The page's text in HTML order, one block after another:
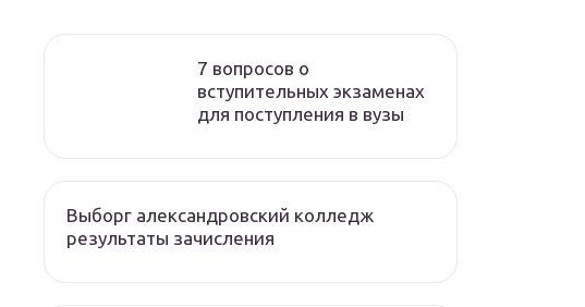
7 вопросов о
вступительных экзаменах
для поступления в вузы
Выборг александровский колледж
результаты зачисления